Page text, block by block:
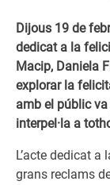
Dijous 19 de
dedicat a la
Macip, Daniela
explorar la
amb el públic
interpel·la a
L’acte dedicat
grans reclams